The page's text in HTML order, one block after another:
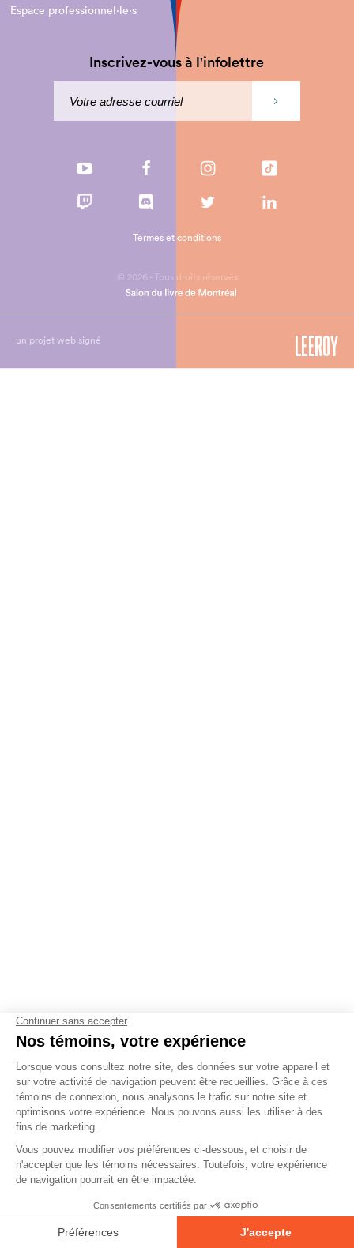
Espace professionnel·le⋅s
Inscrivez-vous à l'infolettre
© 2026 - Tous droits réservés
Termes et conditions
un projet web signé